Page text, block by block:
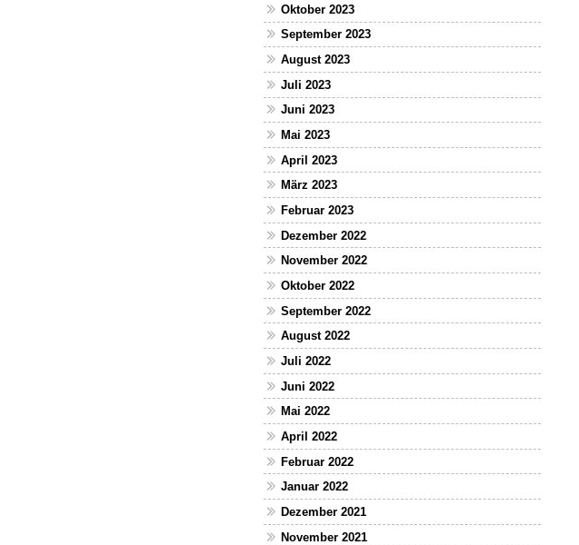
Oktober 2023
September 2023
August 2023
Juli 2023
Juni 2023
Mai 2023
April 2023
März 2023
Februar 2023
Dezember 2022
November 2022
Oktober 2022
September 2022
August 2022
Juli 2022
Juni 2022
Mai 2022
April 2022
Februar 2022
Januar 2022
Dezember 2021
November 2021